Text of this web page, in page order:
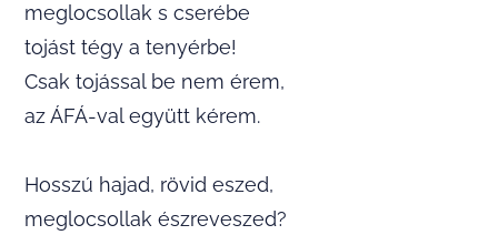
meglocsollak s cserébe
tojást tégy a tenyérbe!
Csak tojással be nem érem,
az ÁFÁ-val együtt kérem.
Hosszú hajad, rövid eszed,
meglocsollak észreveszed?